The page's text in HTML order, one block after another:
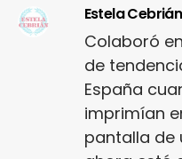
Estela Cebrián
Colaboró
de
España
imprimían
pantalla de